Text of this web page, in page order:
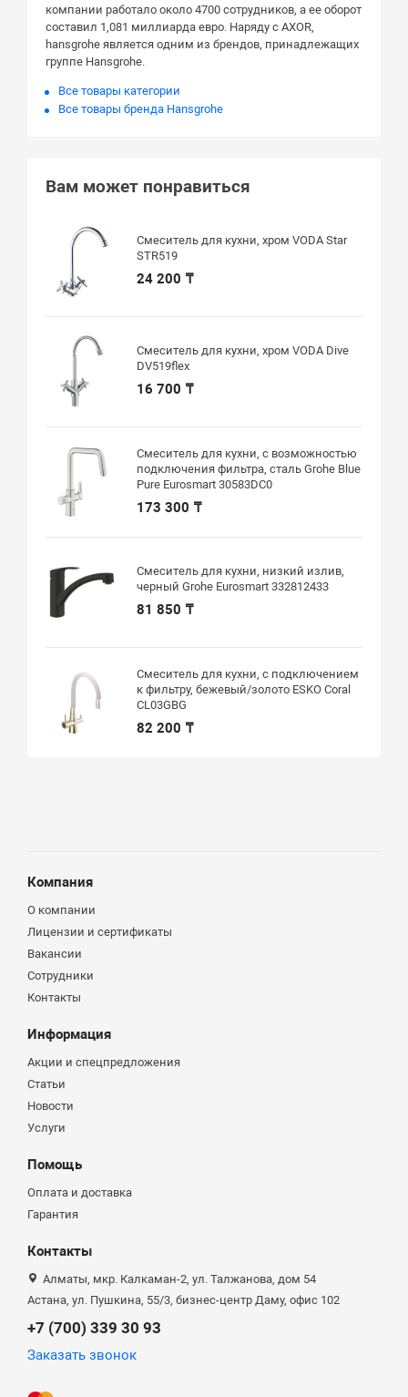
компании работало около 4700 сотрудников, а ее оборот
составил 1,081 миллиарда евро. Наряду с AXOR,
hansgrohe является одним из брендов, принадлежащих
группе Hansgrohe.
Все товары категории
Все товары бренда Hansgrohe
Вам может понравиться
Смеситель для кухни, хром VODA Star
STR519
24 200 ₸
Смеситель для кухни, хром VODA Dive
DV519flex
16 700 ₸
Смеситель для кухни, с возможностью
подключения фильтра, сталь Grohe Blue
Pure Eurosmart 30583DC0
173 300 ₸
Смеситель для кухни, низкий излив,
черный Grohe Eurosmart 332812433
81 850 ₸
Смеситель для кухни, с подключением
к фильтру, бежевый/золото ESKO Coral
CL03GBG
82 200 ₸
Компания
О компании
Лицензии и сертификаты
Вакансии
Сотрудники
Контакты
Информация
Акции и спецпредложения
Статьи
Новости
Услуги
Помощь
Оплата и доставка
Гарантия
Контакты
Алматы, мкр. Калкаман-2, ул. Талжанова, дом 54
Астана, ул. Пушкина, 55/3, бизнес-центр Даму, офис 102
+7 (700) 339 30 93
Заказать звонок